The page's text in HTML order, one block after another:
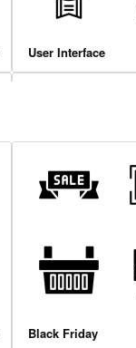
User Interface
Internet Of Things
Black Friday